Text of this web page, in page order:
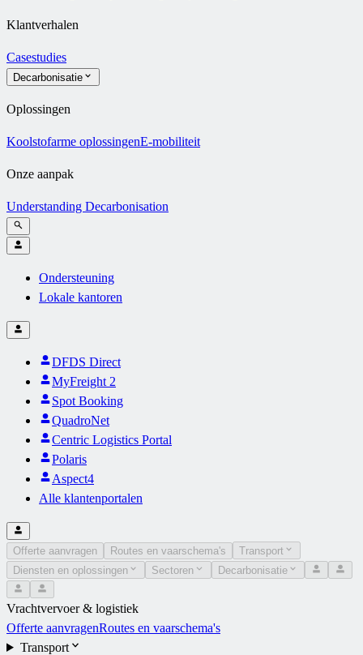
Klantverhalen
Casestudies
Decarbonisatie
Oplossingen
Koolstofarme oplossingenE-mobiliteit
Onze aanpak
Understanding Decarbonisation
Ondersteuning
Lokale kantoren
DFDS Direct
MyFreight 2
Spot Booking
QuadroNet
Centric Logistics Portal
Polaris
Aspect4
Alle klantenportalen
Offerte aanvragen Routes en vaarschema's
Transport
Diensten en oplossingen
Sectoren Decarbonisatie
Vrachtvervoer & logistiek
Offerte aanvragenRoutes en vaarschema's
Transport